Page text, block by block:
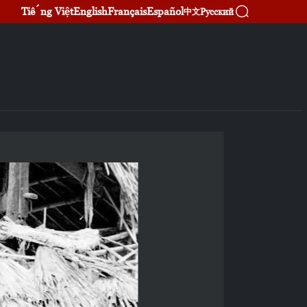
Tiếng ViệtEnglishFrançaisEspañol中文Русский